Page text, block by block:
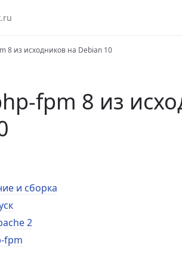
8 из исходников на Debian 10
fpm 8 из
и сборка
2
fpm